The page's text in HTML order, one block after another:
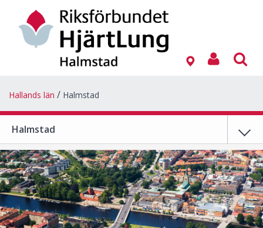
Hallands län Halmstad
Halmstad